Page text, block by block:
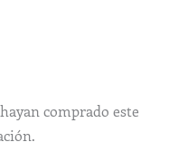
comprado este